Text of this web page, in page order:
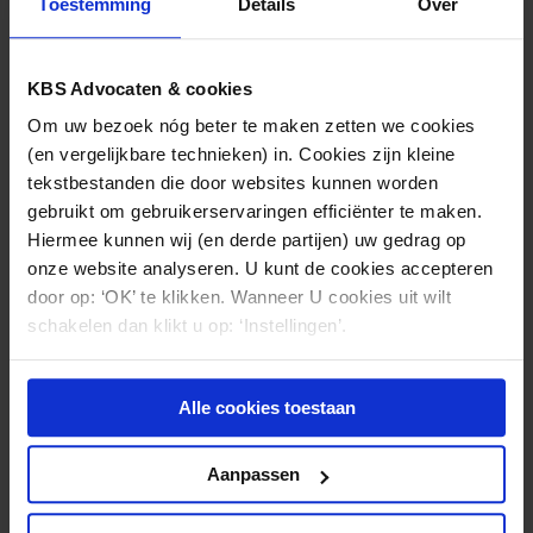
KBS Advocaten & cookies
Om uw bezoek nóg beter te maken zetten we cookies
(en vergelijkbare technieken) in. Cookies zijn kleine
tekstbestanden die door websites kunnen worden
gebruikt om gebruikerservaringen efficiënter te maken.
Hiermee kunnen wij (en derde partijen) uw gedrag op
onze website analyseren. U kunt de cookies accepteren
door op: ‘OK’ te klikken. Wanneer U cookies uit wilt
schakelen dan klikt u op: ‘Instellingen’.
Alle cookies toestaan
Aanpassen
De vervulling van ontbindende voorwaarde dient
Na de op vervulling van de ontbindende voorwaarde
aan de arbeidsovereenkomst, deze dient dus
inhoudsloos te zijn.
De kantonrechter overweegt dat in deze kwestie aan
voornoemde drie elementen is voldaan. Ten aanzien
van het laatste element, is van belang dat de functie
van de werkneemster niet kan worden uitgeoefend
gebreke van een VOG inhoudsloos wordt.
dat zij na ommekomst van de termijn waarbinnen de
ontbindende voorwaarde van toepassing zou zijn
heeft doorgewerkt, overweegt de kantonrechter van